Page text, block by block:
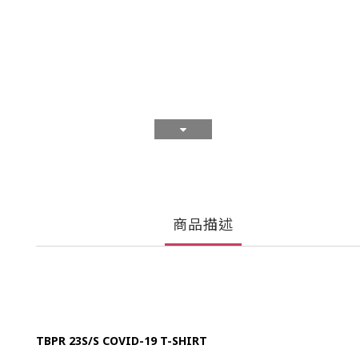
商品描述
TBPR 23S/S COVID-19 T-SHIRT